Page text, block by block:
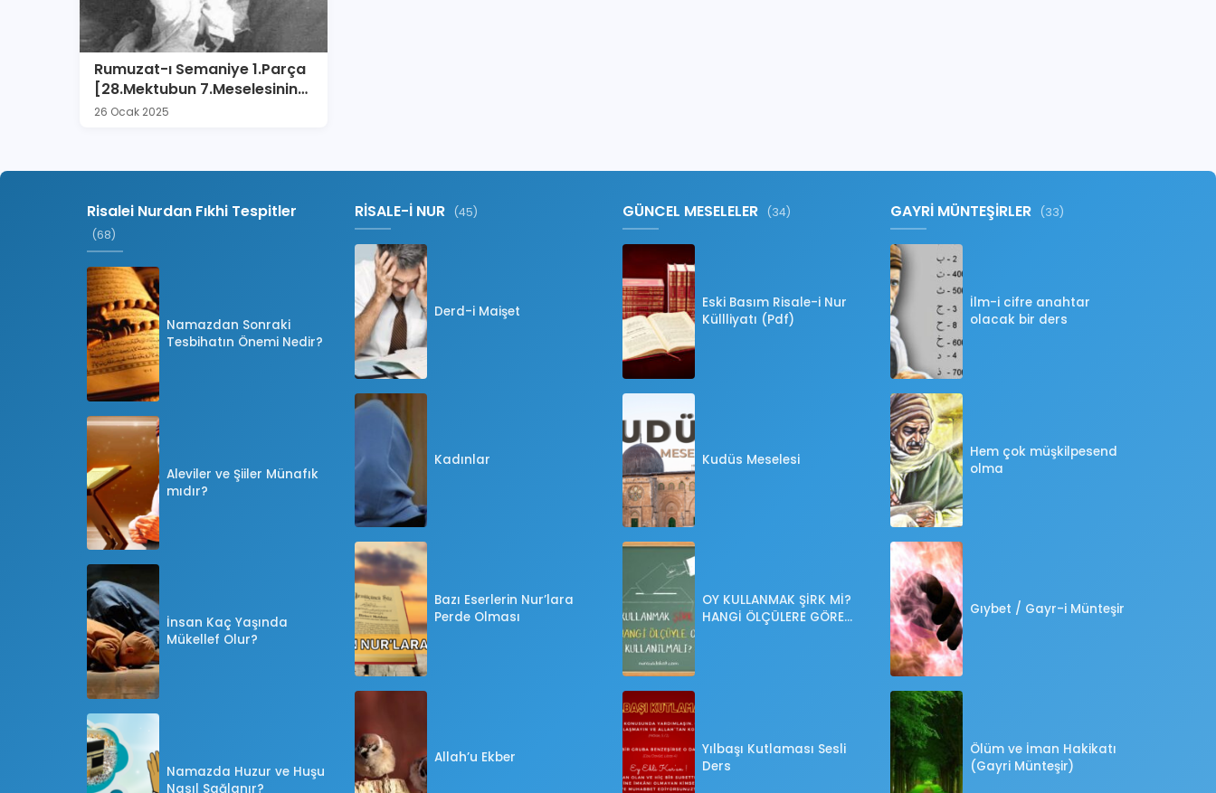
Rumuzat-ı Semaniye 1.Parça
[28.Mektubun 7.Meselesinin
Hatimesi]
26 Ocak 2025
Risalei Nurdan Fıkhi Tespitler
(68)
Namazdan Sonraki
Tesbihatın Önemi Nedir?
Aleviler ve Şiiler Münafık
mıdır?
İnsan Kaç Yaşında
Mükellef Olur?
Namazda Huzur ve Huşu
Nasıl Sağlanır?
RİSALE-İ NUR (45)
Derd-i Maişet
Kadınlar
Bazı Eserlerin Nur’lara
Perde Olması
Allah’u Ekber
GÜNCEL MESELELER (34)
Eski Basım Risale-i Nur
Küllliyatı (Pdf)
Kudüs Meselesi
OY KULLANMAK ŞİRK Mİ?
HANGİ ÖLÇÜLERE GÖRE
Yılbaşı Kutlaması Sesli
Ders
GAYRİ MÜNTEŞİRLER (33)
İlm-i cifre anahtar
olacak bir ders
Hem çok müşkilpesend
olma
Gıybet / Gayr-i Münteşir
Ölüm ve İman Hakikatı
(Gayri Münteşir)